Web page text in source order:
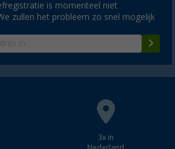
is momenteel niet
zullen het probleem zo snel mogelijk
3x in